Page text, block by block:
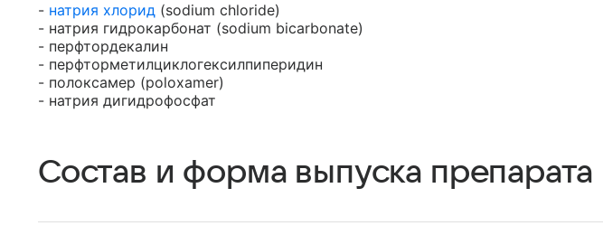
- натрия хлорид (sodium chloride)
- натрия гидрокарбонат (sodium bicarbonate)
- перфтордекалин
- перфторметилциклогексилпиперидин
- полоксамер (poloxamer)
- натрия дигидрофосфат
Состав и форма выпуска препарата